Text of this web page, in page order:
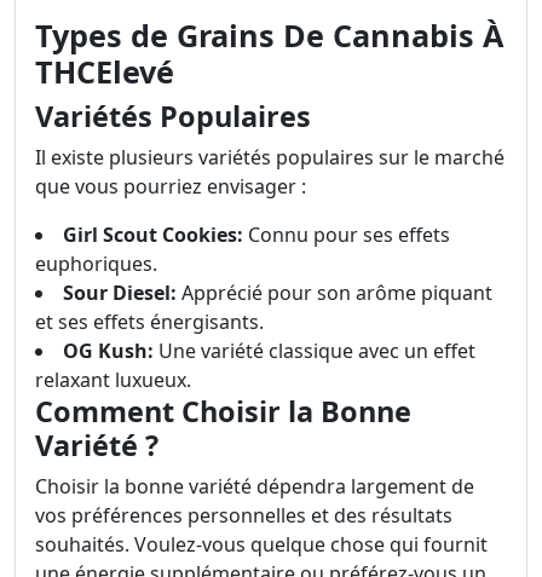
Types de Grains De Cannabis À
THCElevé
Variétés Populaires
Il existe plusieurs variétés populaires sur le marché
que vous pourriez envisager :
Girl Scout Cookies: Connu pour ses effets
euphoriques.
Sour Diesel: Apprécié pour son arôme piquant
et ses effets énergisants.
OG Kush: Une variété classique avec un effet
relaxant luxueux.
Comment Choisir la Bonne
Variété ?
Choisir la bonne variété dépendra largement de
vos préférences personnelles et des résultats
souhaités. Voulez-vous quelque chose qui fournit